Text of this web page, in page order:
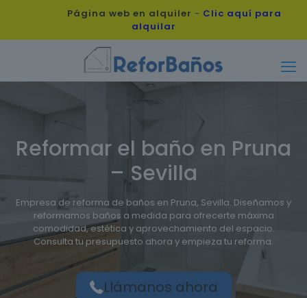
Página web en alquiler - Clic aquí para
alquilar
Reformar el baño en Pruna
– Sevilla
Empresa de reforma de baños en Pruna, Sevilla. Diseñamos y
reformamos baños a medida para ofrecerte máxima
comodidad, estética y aprovechamiento del espacio.
Consulta tu presupuesto ahora y empieza tu reforma.
Llámanos ahora